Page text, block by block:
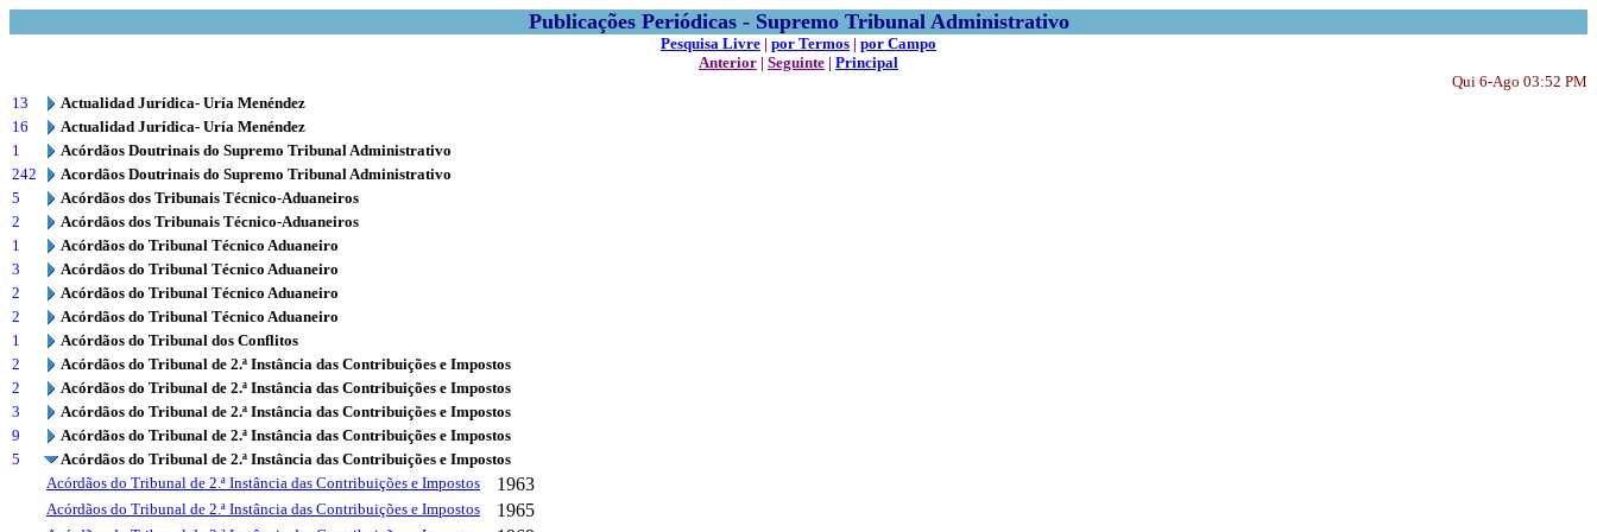
Publicações Periódicas - Supremo Tribunal Administrativo
Pesquisa Livre | por Termos | por Campo
Anterior | Seguinte | Principal
Qui 6-Ago 03:52 PM
13
Actualidad Jurídica- Uría Menéndez
16
Actualidad Jurídica- Uría Menéndez
1
Acórdãos Doutrinais do Supremo Tribunal Administrativo
242
Acordãos Doutrinais do Supremo Tribunal Administrativo
5
Acórdãos dos Tribunais Técnico-Aduaneiros
2
Acórdãos dos Tribunais Técnico-Aduaneiros
1
Acórdãos do Tribunal Técnico Aduaneiro
3
Acórdãos do Tribunal Técnico Aduaneiro
2
Acórdãos do Tribunal Técnico Aduaneiro
2
Acórdãos do Tribunal Técnico Aduaneiro
1
Acórdãos do Tribunal dos Conflitos
2
Acórdãos do Tribunal de 2.ª Instância das Contribuições e Impostos
2
Acórdãos do Tribunal de 2.ª Instância das Contribuições e Impostos
3
Acórdãos do Tribunal de 2.ª Instância das Contribuições e Impostos
9
Acórdãos do Tribunal de 2.ª Instância das Contribuições e Impostos
5
Acórdãos do Tribunal de 2.ª Instância das Contribuições e Impostos
Acórdãos do Tribunal de 2.ª Instância das Contribuições e Impostos
1963
Acórdãos do Tribunal de 2.ª Instância das Contribuições e Impostos 1965